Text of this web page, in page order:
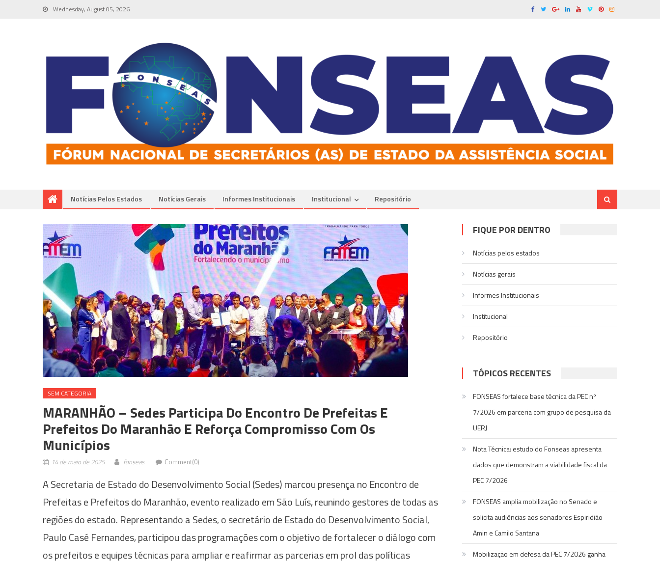
Wednesday, August 05, 2026
Notícias Pelos Estados Notí­cias Gerais Informes Institucionais Institucional Repositório
SEM CATEGORIA
MARANHÃO – Sedes Participa Do Encontro De Prefeitas E
Prefeitos Do Maranhão E Reforça Compromisso Com Os
Municípios
14 de maio de 2025 fonseas Comment(0)
A Secretaria de Estado do Desenvolvimento Social (Sedes) marcou presença no Encontro de
Prefeitas e Prefeitos do Maranhão, evento realizado em São Luís, reunindo gestores de todas as
regiões do estado. Representando a Sedes, o secretário de Estado do Desenvolvimento Social,
Paulo Casé Fernandes, participou das programações com o objetivo de fortalecer o diálogo com
os prefeitos e equipes técnicas para ampliar e reafirmar as parcerias em prol das políticas
FIQUE POR DENTRO
Notícias pelos estados
Notí­cias gerais
Informes Institucionais
Institucional
Repositório
TÓPICOS RECENTES
FONSEAS fortalece base técnica da PEC nº
7/2026 em parceria com grupo de pesquisa da
UERJ
Nota Técnica: estudo do Fonseas apresenta
dados que demonstram a viabilidade fiscal da
PEC 7/2026
FONSEAS amplia mobilização no Senado e
solicita audiências aos senadores Espiridião
Amin e Camilo Santana
Mobilização em defesa da PEC 7/2026 ganha